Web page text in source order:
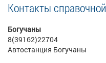
Контакты справочной
Богучаны
8(39162)22704
Автостанция Богучаны